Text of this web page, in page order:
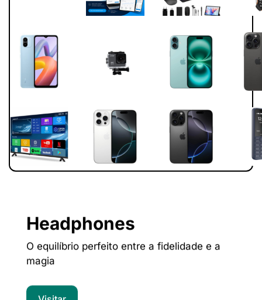
Headphones
O equilíbrio perfeito entre a fidelidade e a
magia